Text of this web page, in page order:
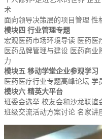
术
面向领导决策层的项目管理 性
模块四 行业管理专题
宏观医药市场环境导读 医药医
医药品牌管理与建设 医药商
力
模块五 移动学堂企业参观学习
医药医疗行业专题高峰论坛
模块六 精英大平台
班委会选举 校友会和沙龙联
班级交流活动方案讨论 名家讲